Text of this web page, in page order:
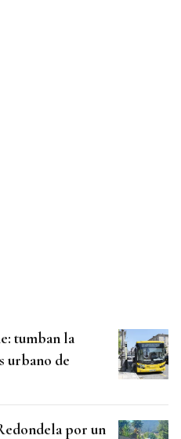
tumban la
urbano de
por un